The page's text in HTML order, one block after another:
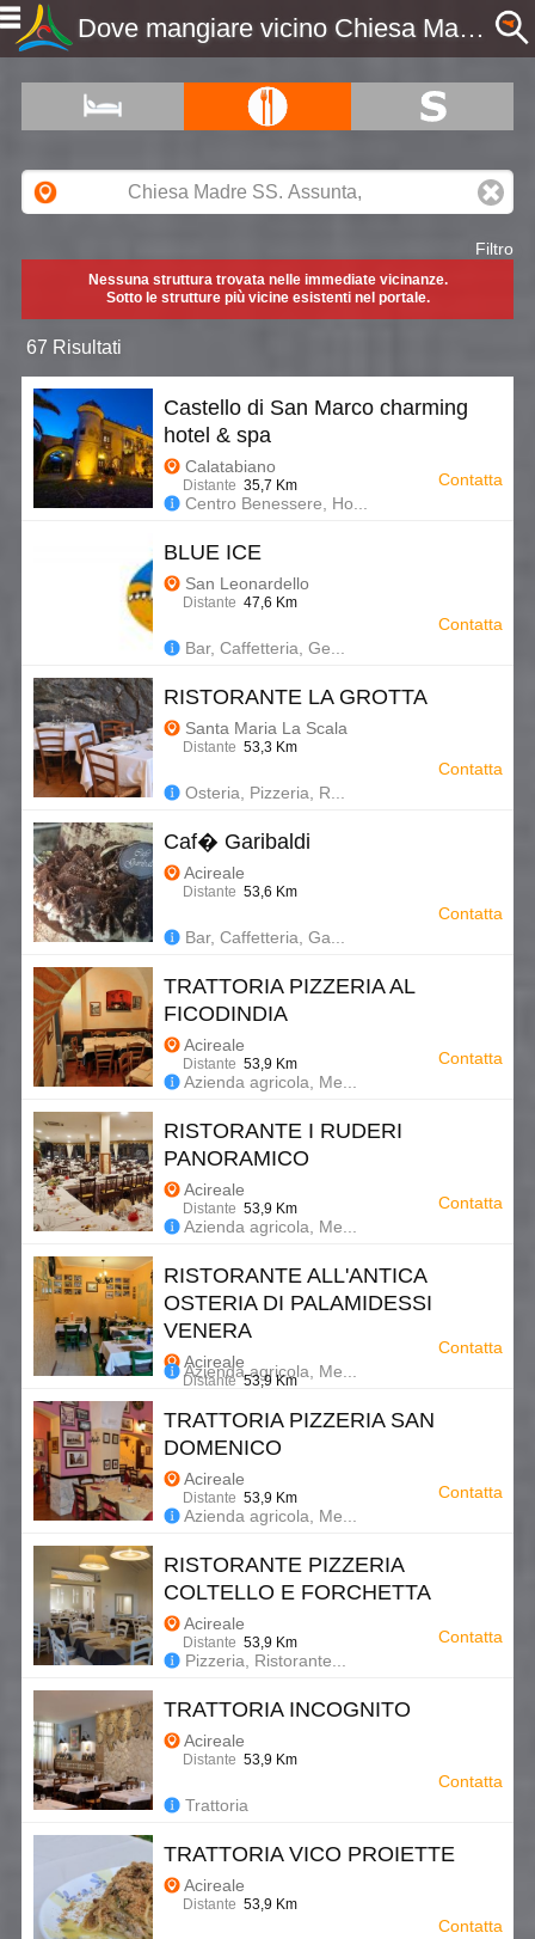
Dove mangiare vicino Chiesa Madre SS. Assunta, ME, Sicilia - Etnaportal
Filtro
Nessuna struttura trovata nelle immediate vicinanze.
Sotto le strutture più vicine esistenti nel portale.
67 Risultati
Castello di San Marco charming
hotel & spa
Calatabiano
Distante 35,7 Km
Centro Benessere, Ho...
Contatta
BLUE ICE
San Leonardello
Distante 47,6 Km
Bar, Caffetteria, Ge...
Contatta
RISTORANTE LA GROTTA
Santa Maria La Scala
Distante 53,3 Km
Osteria, Pizzeria, R...
Contatta
Caf� Garibaldi
Acireale
Distante 53,6 Km
Bar, Caffetteria, Ga...
Contatta
TRATTORIA PIZZERIA AL
FICODINDIA
Acireale
Distante 53,9 Km
Azienda agricola, Me...
Contatta
RISTORANTE I RUDERI
PANORAMICO
Acireale
Distante 53,9 Km
Azienda agricola, Me...
Contatta
RISTORANTE ALL'ANTICA
OSTERIA DI PALAMIDESSI
VENERA
Acireale
Distante53,9 Km
Azienda agricola, Me...
Contatta
TRATTORIA PIZZERIA SAN
DOMENICO
Acireale
Distante 53,9 Km
Azienda agricola, Me...
Contatta
RISTORANTE PIZZERIA
COLTELLO E FORCHETTA
Acireale
Distante 53,9 Km
Pizzeria, Ristorante...
Contatta
TRATTORIA INCOGNITO
Acireale
Distante 53,9 Km
Trattoria
Contatta
TRATTORIA VICO PROIETTE
Acireale
Distante 53,9 Km
Contatta